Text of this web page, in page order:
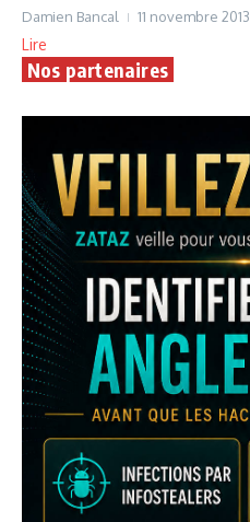
Damien Bancal 11 novembre 2013
Lire
Nos partenaires